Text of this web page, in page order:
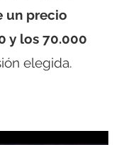
un precio
y los 70.000
elegida.